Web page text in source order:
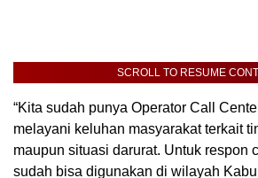
SCROLL TO RESUME
“Kita sudah punya Operator Call
melayani keluhan masyarakat terkait
maupun situasi darurat. Untuk respon
sudah bisa digunakan di wilayah